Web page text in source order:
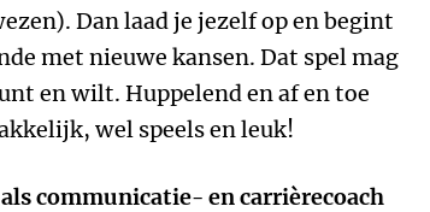
Dan laad je jezelf op en begint
met nieuwe kansen. Dat spel mag
en wilt. Huppelend en af en toe
wel speels en leuk!
communicatie- en carrièrecoach